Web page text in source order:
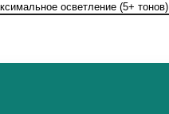
осветление (5+ тонов)